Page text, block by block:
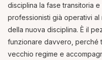
disciplina la fase transitoria
professionisti già operativi
della nuova disciplina. È il
funzionare davvero, perché
vecchio regime e